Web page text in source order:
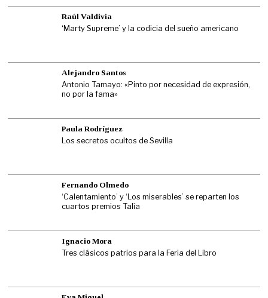
Raúl Valdivia
‘Marty Supreme’ y la codicia del sueño americano
Alejandro Santos
Antonio Tamayo: «Pinto por necesidad de expresión,
no por la fama»
Paula Rodríguez
Los secretos ocultos de Sevilla
Fernando Olmedo
‘Calentamiento’ y ‘Los miserables’ se reparten los
cuartos premios Talía
Ignacio Mora
Tres clásicos patrios para la Feria del Libro